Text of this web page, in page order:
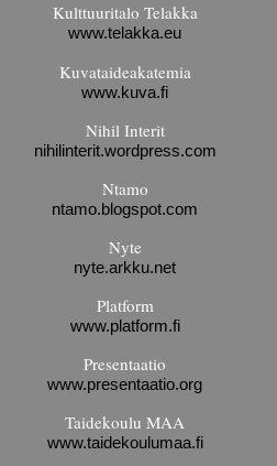
Kulttuuritalo Telakka
www.telakka.eu
Kuvataideakatemia
www.kuva.fi
Nihil Interit
nihilinterit.wordpress.com
Ntamo
ntamo.blogspot.com
Nyte
nyte.arkku.net
Platform
www.platform.fi
Presentaatio
www.presentaatio.org
Taidekoulu MAA
www.taidekoulumaa.fi